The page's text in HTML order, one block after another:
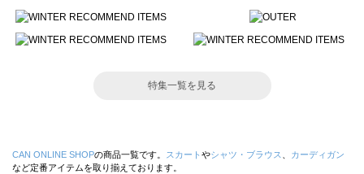
特集一覧を見る
CAN ONLINE SHOPの商品一覧です。 スカート やシャツ・ブラウス
カーディガン
など定番アイテムを取り揃えております。